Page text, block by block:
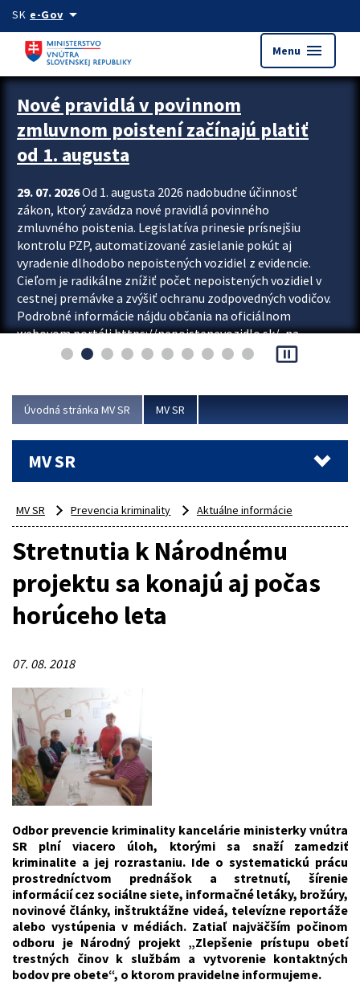
Preskocit na hlavný obsah
SK e-Govarrow_drop_down
Menu menu
Zastavit automatický posun upútavok
Nové pravidlá v povinnom
zmluvnom poistení začínajú platiť
od 1. augusta
29. 07. 2026Od 1. augusta 2026 nadobudne účinnosť
zákon, ktorý zavádza nové pravidlá povinného
zmluvného poistenia. Legislatíva prinesie prísnejšiu
kontrolu PZP, automatizované zasielanie pokút aj
vyradenie dlhodobo nepoistených vozidiel z evidencie.
Cieľom je radikálne znížiť počet nepoistených vozidiel v
cestnej premávke a zvýšiť ochranu zodpovedných vodičov.
Podrobné informácie nájdu občania na oficiálnom
webovom portáli https://nepoistenevozidlo.sk/, na
ktorom od augusta pribudne aj možnosť overiť si...
pause_presentation
Úvodná stránka MV SR MV SR
MV SR
MV SR Prevencia kriminality Aktuálne informácie
Stretnutia k Národnému
projektu sa konajú aj počas
horúceho leta
07. 08. 2018
Odbor prevencie kriminality kancelárie ministerky vnútra
SR plní viacero úloh, ktorými sa snaží zamedziť
kriminalite a jej rozrastaniu. Ide o systematickú prácu
prostredníctvom prednášok a stretnutí, šírenie
informácií cez sociálne siete, informačné letáky, brožúry,
novinové články, inštruktážne videá, televízne reportáže
alebo vystúpenia v médiách. Zatiaľ najväčším počinom
odboru je Národný projekt „Zlepšenie prístupu obetí
trestných činov k službám a vytvorenie kontaktných
bodov pre obete“, o ktorom pravidelne informujeme.